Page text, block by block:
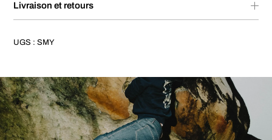
Livraison et retours
UGS :SMY